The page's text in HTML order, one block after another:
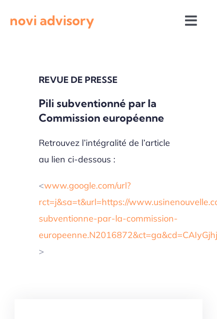
novi advisory
Actualités institutionnelles
Appels à projets
REVUE DE PRESSE
Pili subventionné par la
Commission européenne
Retrouvez l’intégralité de l’article
au lien ci-dessous :
<www.google.com/url?
rct=j&sa=t&url=https://
subventionne-par-la-commission-
>